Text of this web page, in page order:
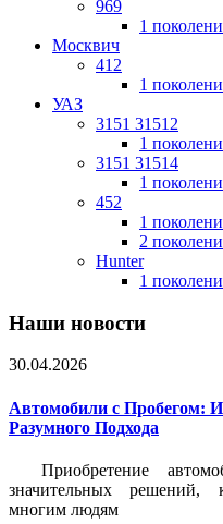
969
1
Москвич
412
1
УАЗ
3151 31512
1
3151 31514
1
452
1
2
Hunter
1
Наши новости
30.04.2026
Автомобили с Пробегом:
Разумного Подхода
Приобретение
значительных решений,
многим людям